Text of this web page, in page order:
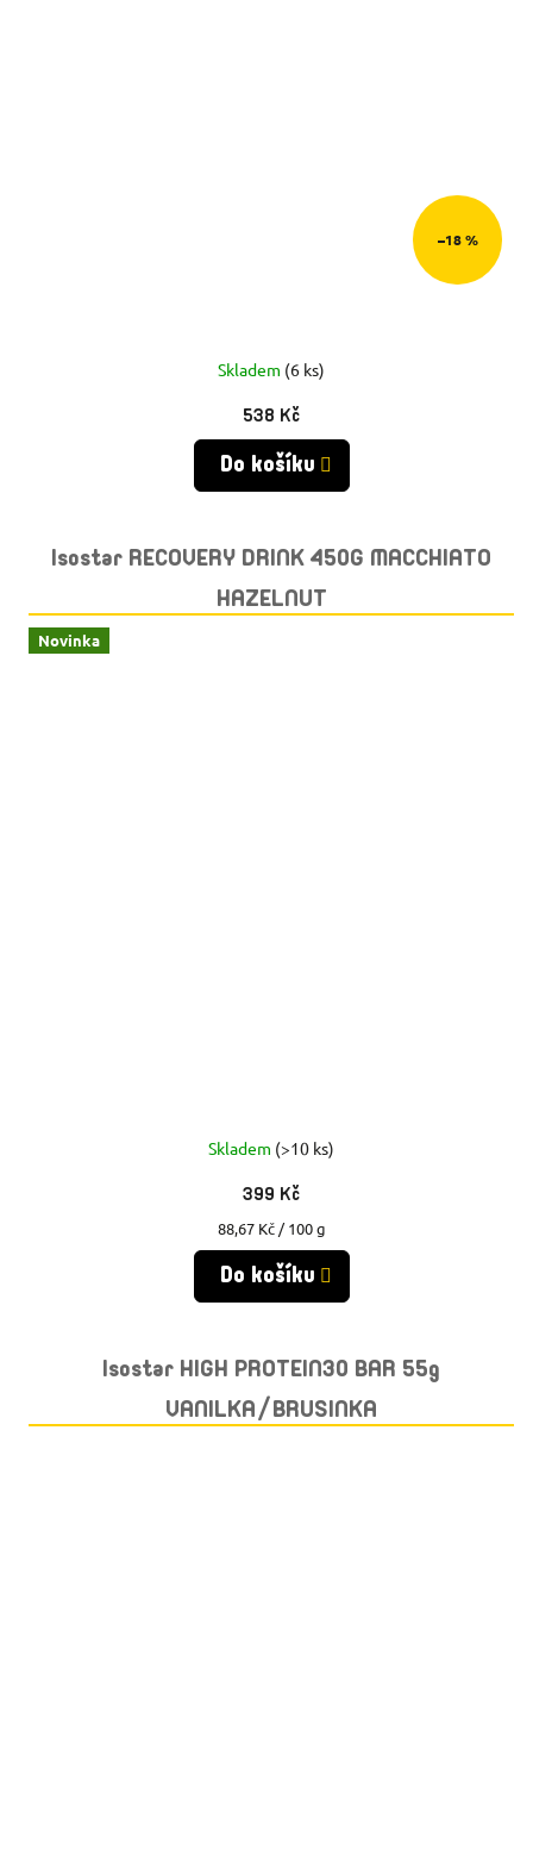
–18 %
Skladem (6 ks)
538 Kč
Do košíku
Isostar RECOVERY DRINK 450G MACCHIATO
HAZELNUT
Novinka
Skladem (>10 ks)
399 Kč
Měrná
cena:
88,67 Kč / 100 g
Do košíku
Isostar HIGH PROTEIN30 BAR 55g
VANILKA/BRUSINKA